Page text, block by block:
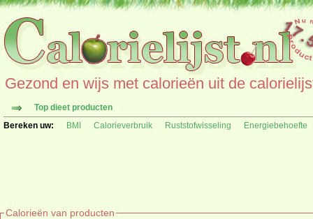
Gezond en wijs met calorieën uit de
Top dieet producten
Bereken uw:
BMI Calorieverbruik Ruststofwisseling Energiebehoefte
Calorieën van producten